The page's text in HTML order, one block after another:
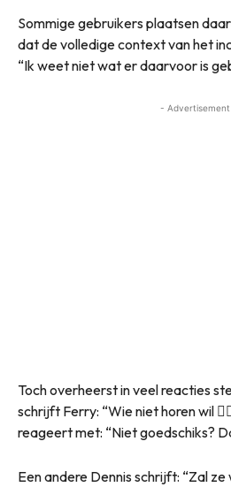
Sommige gebruikers plaatsen
dat de volledige context van het
“Ik weet niet wat er daarvoor is
-
Toch overheerst in veel reacties
schrijft Ferry: “Wie niet horen wil
reageert met: “Niet goedschiks?
Een andere Dennis schrijft: “Zal ze